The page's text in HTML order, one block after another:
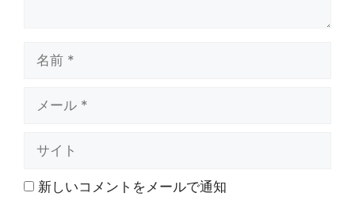
ト 新しいコメントをメールで通知